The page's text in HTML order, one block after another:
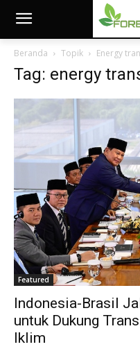
Beranda Topik Energy
Tag: energy
Featured
Indonesia-Brasil
untuk Dukung
Iklim